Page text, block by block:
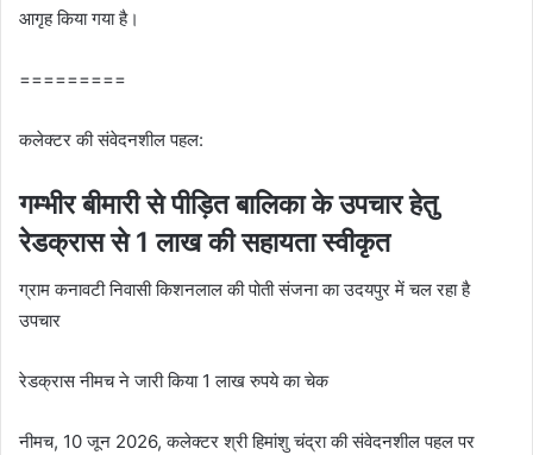
आगृह किया गया है।
=========
कलेक्टर की संवेदनशील पहल:
गम्‍भीर बीमारी से पीड़ित बालिका के उपचार हेतु
रेडक्रास से 1 लाख की सहायता स्वीकृत
ग्राम कनावटी निवासी किशनलाल की पोती संजना का उदयपुर में चल रहा है
उपचार
रेडक्रास नीमच ने जारी किया 1 लाख रुपये का चेक
नीमच, 10 जून 2026, कलेक्टर श्री हिमांशु चंद्रा की संवेदनशील पहल पर